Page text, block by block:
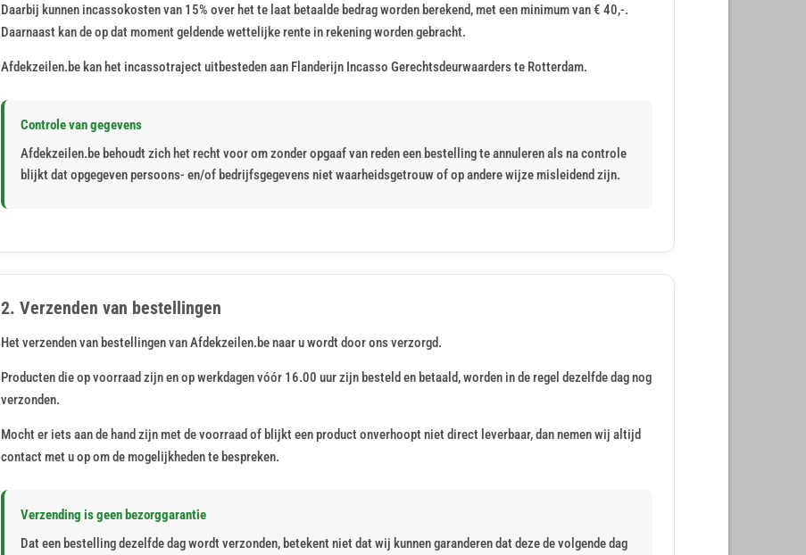
Daarbij kunnen incassokosten van 15% over het te laat betaalde bedrag worden berekend, met een minimum van € 40,-.
Daarnaast kan de op dat moment geldende wettelijke rente in rekening worden gebracht.
Afdekzeilen.be kan het incassotraject uitbesteden aan Flanderijn Incasso Gerechtsdeurwaarders te Rotterdam.
Controle van gegevens
Afdekzeilen.be behoudt zich het recht voor om zonder opgaaf van reden een bestelling te annuleren als na controle
blijkt dat opgegeven persoons- en/of bedrijfsgegevens niet waarheidsgetrouw of op andere wijze misleidend zijn.
2. Verzenden van bestellingen
Het verzenden van bestellingen van Afdekzeilen.be naar u wordt door ons verzorgd.
Producten die op voorraad zijn en op werkdagen vóór 16.00 uur zijn besteld en betaald, worden in de regel dezelfde dag nog
verzonden.
Mocht er iets aan de hand zijn met de voorraad of blijkt een product onverhoopt niet direct leverbaar, dan nemen wij altijd
contact met u op om de mogelijkheden te bespreken.
Verzending is geen bezorggarantie
Dat een bestelling dezelfde dag wordt verzonden, betekent niet dat wij kunnen garanderen dat deze de volgende dag